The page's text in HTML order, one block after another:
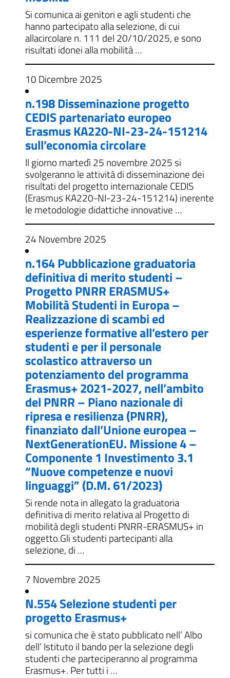
Si comunica ai genitori e agli studenti che
hanno partecipato alla selezione, di cui
allacircolare n. 111 del 20/10/2025, e sono
risultati idonei alla mobilità …
10 Dicembre 2025
n.198 Disseminazione progetto
CEDIS partenariato europeo
Erasmus KA220-NI-23-24-151214
sull’economia circolare
Il giorno martedì 25 novembre 2025 si
svolgeranno le attività di disseminazione dei
risultati del progetto internazionale CEDIS
(Erasmus KA220-NI-23-24-151214) inerente
le metodologie didattiche innovative …
24 Novembre 2025
n.164 Pubblicazione graduatoria
definitiva di merito studenti –
Progetto PNRR ERASMUS+
Mobilità Studenti in Europa –
Realizzazione di scambi ed
esperienze formative all’estero per
studenti e per il personale
scolastico attraverso un
potenziamento del programma
Erasmus+ 2021-2027, nell’ambito
del PNRR – Piano nazionale di
ripresa e resilienza (PNRR),
finanziato dall’Unione europea –
NextGenerationEU. Missione 4 –
Componente 1 Investimento 3.1
“Nuove competenze e nuovi
linguaggi” (D.M. 61/2023)
Si rende nota in allegato la graduatoria
definitiva di merito relativa al Progetto di
mobilità degli studenti PNRR-ERASMUS+ in
oggetto.Gli studenti partecipanti alla
selezione, di …
7 Novembre 2025
N.554 Selezione studenti per
progetto Erasmus+
si comunica che è stato pubblicato nell’ Albo
dell’ Istituto il bando per la selezione degli
studenti che parteciperanno al programma
Erasmus+. Per tutti i …